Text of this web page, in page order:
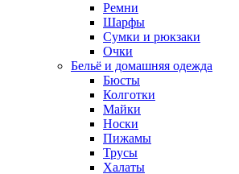
Ремни
Шарфы
Сумки и рюкзаки
Очки
Бельё и домашняя одежда
Бюсты
Колготки
Майки
Носки
Пижамы
Трусы
Халаты